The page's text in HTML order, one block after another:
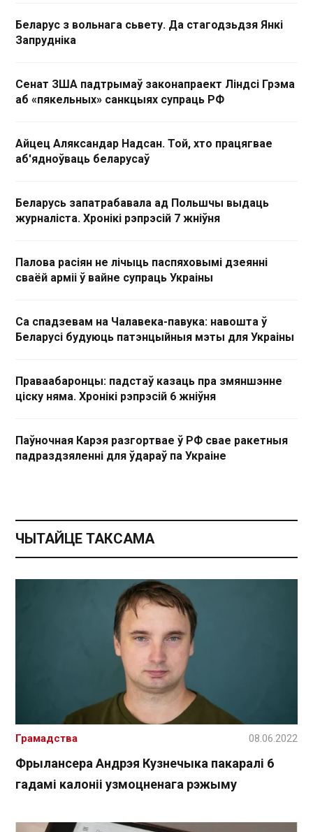
Беларус з вольнага сьвету. Да стагодзьдзя Янкі
Запрудніка
Сенат ЗША падтрымаў законапраект Ліндсі Грэма
аб «пякельных» санкцыях супраць РФ
Айцец Аляксандар Надсан. Той, хто працягвае
аб'ядноўваць беларусаў
Беларусь запатрабавала ад Польшчы выдаць
журналіста. Хронікі рэпрэсій 7 жніўня
Палова расіян не лічыць паспяховымі дзеянні
сваёй арміі ў вайне супраць Украіны
Са спадзевам на Чалавека-павука: навошта ў
Беларусі будуюць патэнцыйныя мэты для Украіны
Праваабаронцы: падстаў казаць пра змяншэнне
ціску няма. Хронікі рэпрэсій 6 жніўня
Паўночная Карэя разгортвае ў РФ свае ракетныя
падраздзяленні для ўдараў па Украіне
ЧЫТАЙЦЕ ТАКСАМА
Фрылансера Андрэя Кузнечыка пакаралі 6
гадамі калоніі узмоцненага рэжыму
Грамадства 08.06.2022